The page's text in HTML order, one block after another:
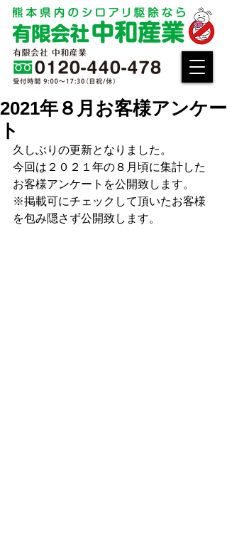
2021年８月お客様アンケー
ト
久しぶりの更新となりました。
今回は２０２１年の８月頃に集計した
お客様アンケートを公開致します。
※掲載可にチェックして頂いたお客様
を包み隠さず公開致します。